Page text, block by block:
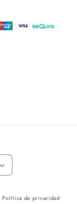
Política de privacidad